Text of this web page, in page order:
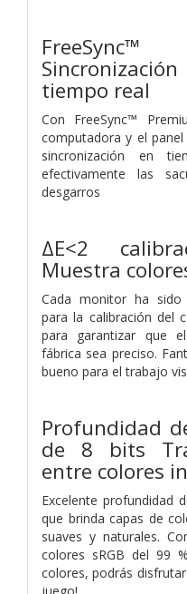
tiempo real
Con FreeSync™
computadora y el
sincronización en
efectivamente las
desgarros
ΔE<2
Muestra
Cada monitor ha sido
para la calibración del
para garantizar que
fábrica sea preciso.
bueno para el trabajo
Profundidad
de 8 bits
entre colores
Excelente profundidad
que brinda capas de
suaves y naturales.
colores sRGB del 99
colores, podrás
juego!